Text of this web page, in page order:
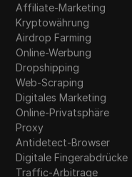
Affiliate-Marketing
Kryptowährung
Airdrop Farming
Online-Werbung
Dropshipping
Web-Scraping
Digitales Marketing
Online-Privatsphäre
Proxy
Antidetect-Browser
Digitale Fingerabdrücke
Traffic-Arbitrage